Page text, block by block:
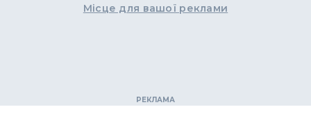
Місце для вашої реклами